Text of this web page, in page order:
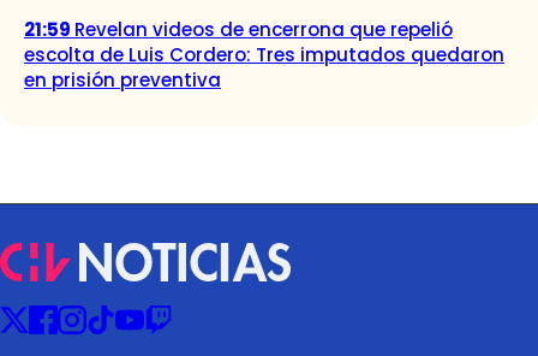
21:59 Revelan videos de encerrona que repelió
escolta de Luis Cordero: Tres imputados quedaron
en prisión preventiva